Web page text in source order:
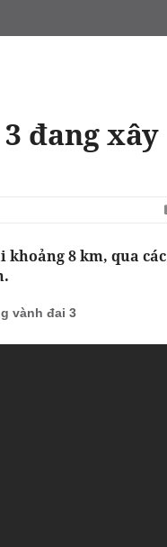
đang xây
khoảng 8 km, qua các
vành đai 3